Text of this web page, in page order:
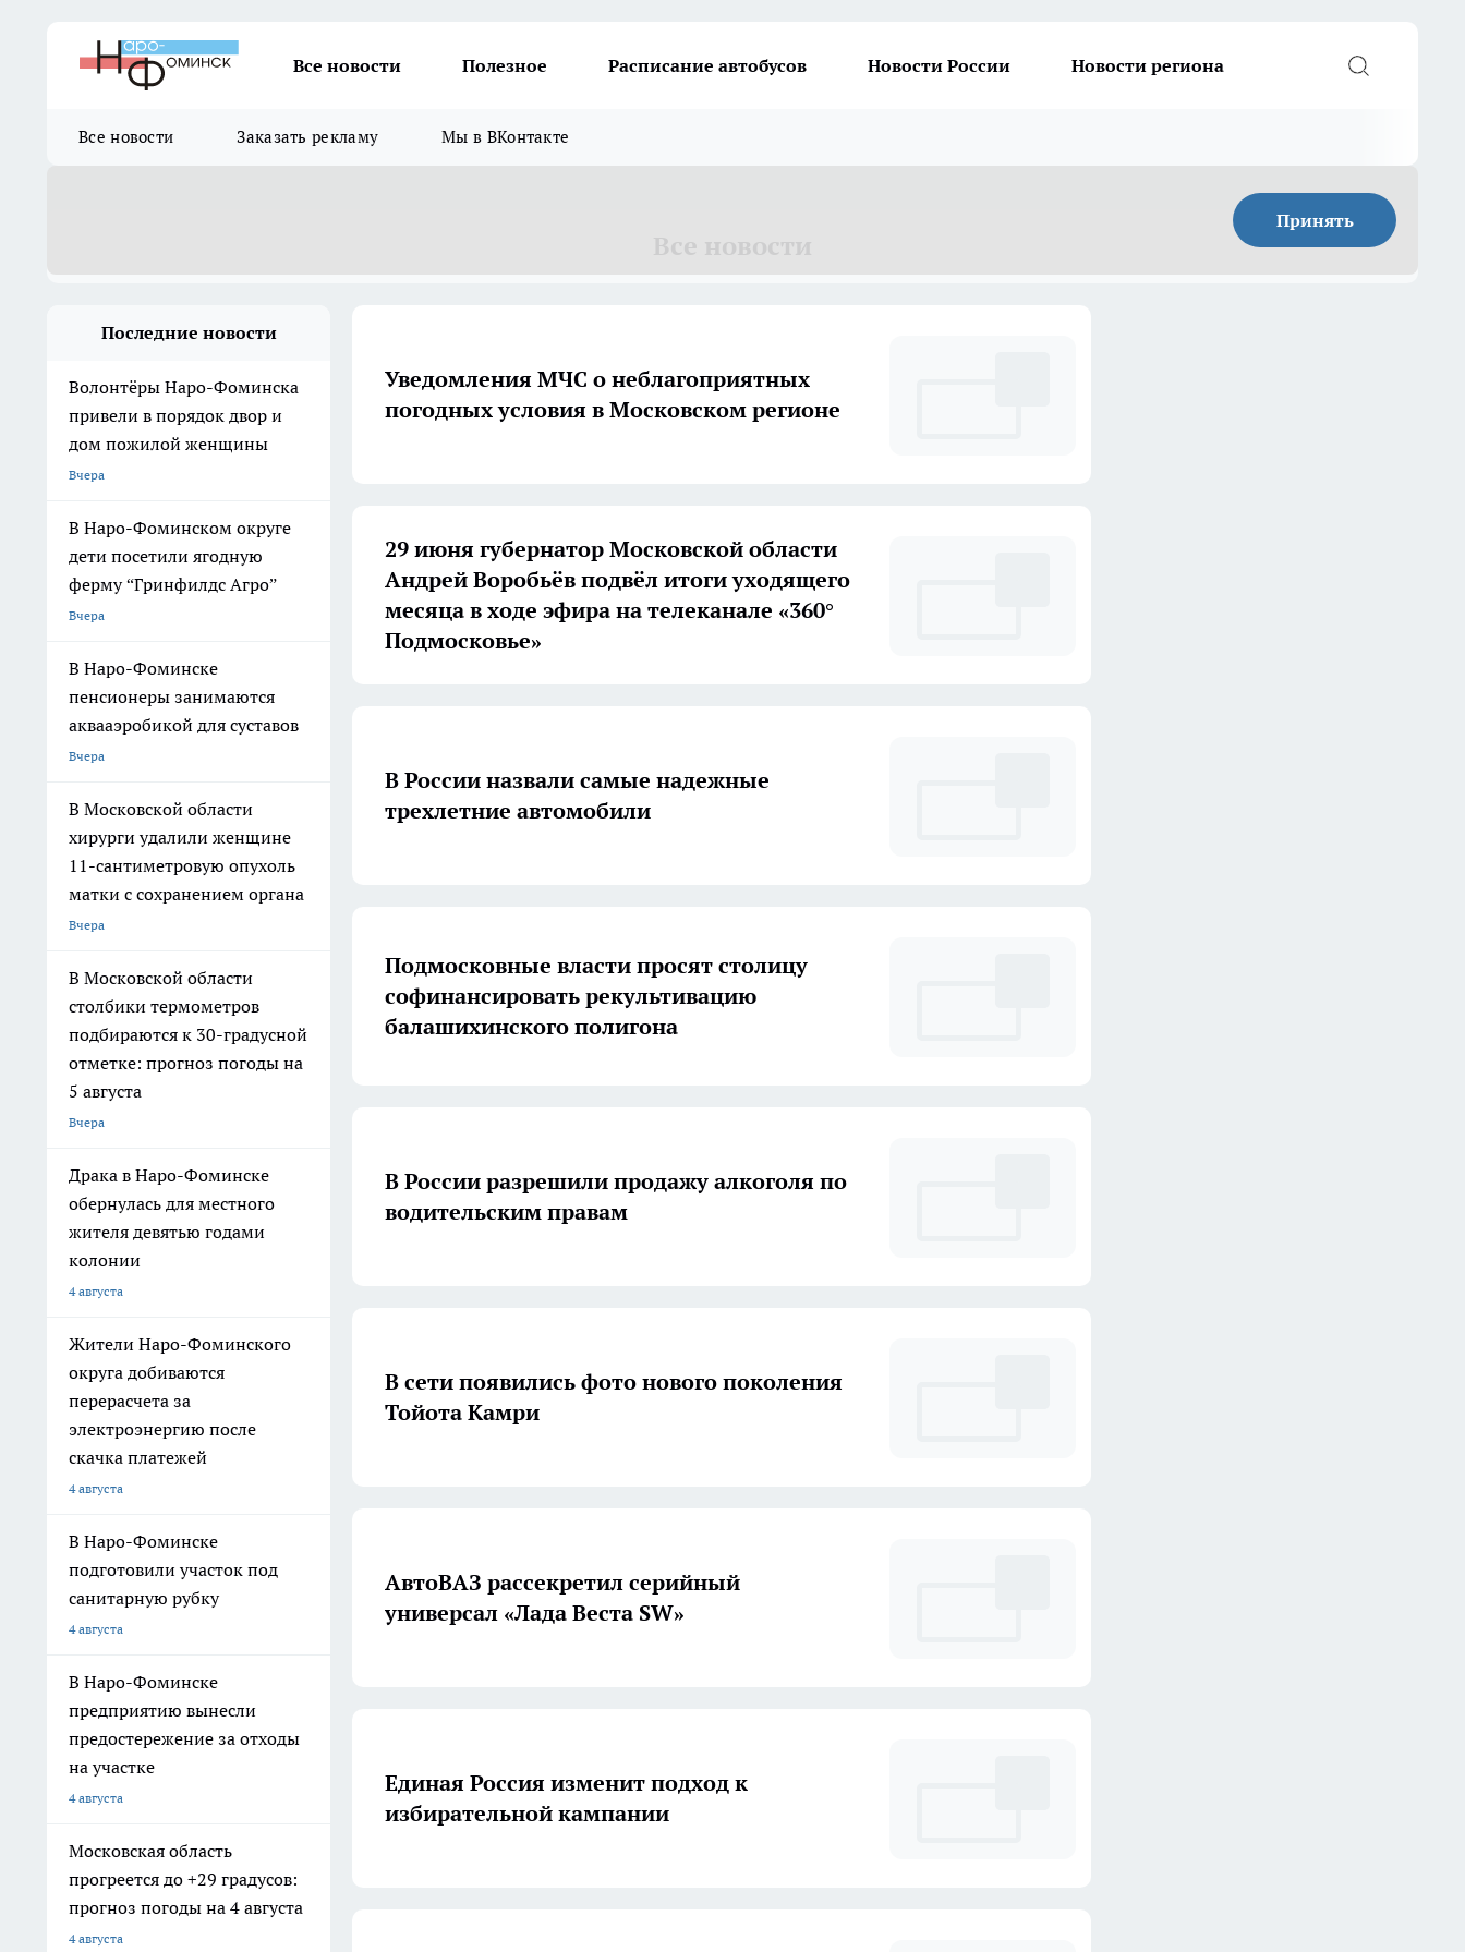
Все новости Полезное Расписание автобусов Новости России Новости региона
Все новости Заказать рекламу Мы в ВКонтакте
Принять
Последние новости
Волонтёры Наро-Фоминска
привели в порядок двор и
дом пожилой женщины
Вчера
В Наро-Фоминском округе
дети посетили ягодную
ферму “Гринфилдс Агро”
Вчера
В Наро-Фоминске
пенсионеры занимаются
аквааэробикой для суставов
Вчера
В Московской области
хирурги удалили женщине
11-сантиметровую опухоль
матки с сохранением органа
Вчера
В Московской области
столбики термометров
подбираются к 30-градусной
отметке: прогноз погоды на
5 августа
Вчера
Драка в Наро-Фоминске
обернулась для местного
жителя девятью годами
колонии
4 августа
Жители Наро-Фоминского
округа добиваются
перерасчета за
электроэнергию после
скачка платежей
4 августа
В Наро-Фоминске
подготовили участок под
санитарную рубку
4 августа
В Наро-Фоминске
предприятию вынесли
предостережение за отходы
на участке
4 августа
Московская область
прогреется до +29 градусов:
прогноз погоды на 4 августа
4 августа
Уведомления МЧС о неблагоприятных
погодных условия в Московском регионе
29 июня губернатор Московской области
Андрей Воробьёв подвёл итоги уходящего
месяца в ходе эфира на телеканале «360°
Подмосковье»
В России назвали самые надежные
трехлетние автомобили
Подмосковные власти просят столицу
софинансировать рекультивацию
балашихинского полигона
В России разрешили продажу алкоголя по
водительским правам
В сети появились фото нового поколения
Тойота Камри
АвтоВАЗ рассекретил серийный
универсал «Лада Веста SW»
Единая Россия изменит подход к
избирательной кампании